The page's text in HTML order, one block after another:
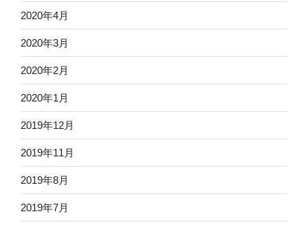
2020年4月
2020年3月
2020年2月
2020年1月
2019年12月
2019年11月
2019年8月
2019年7月